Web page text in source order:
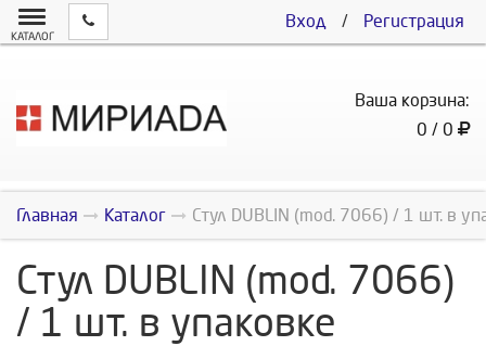
Вход / Регистрация
КАТАЛОГ
Ваша корзина:
0 / 0
Главная Каталог Стул DUBLIN (mod. 7066) / 1 шт. в
Стул DUBLIN (mod. 7066)
/ 1 шт. в упаковке